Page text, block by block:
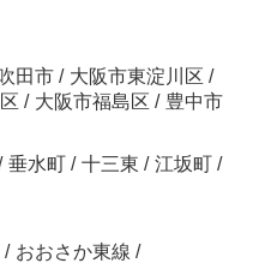
田市 / 大阪市東淀川区 /
/ 大阪市福島区 / 豊中市
垂水町 / 十三東 / 江坂町 /
/ おおさか東線 /